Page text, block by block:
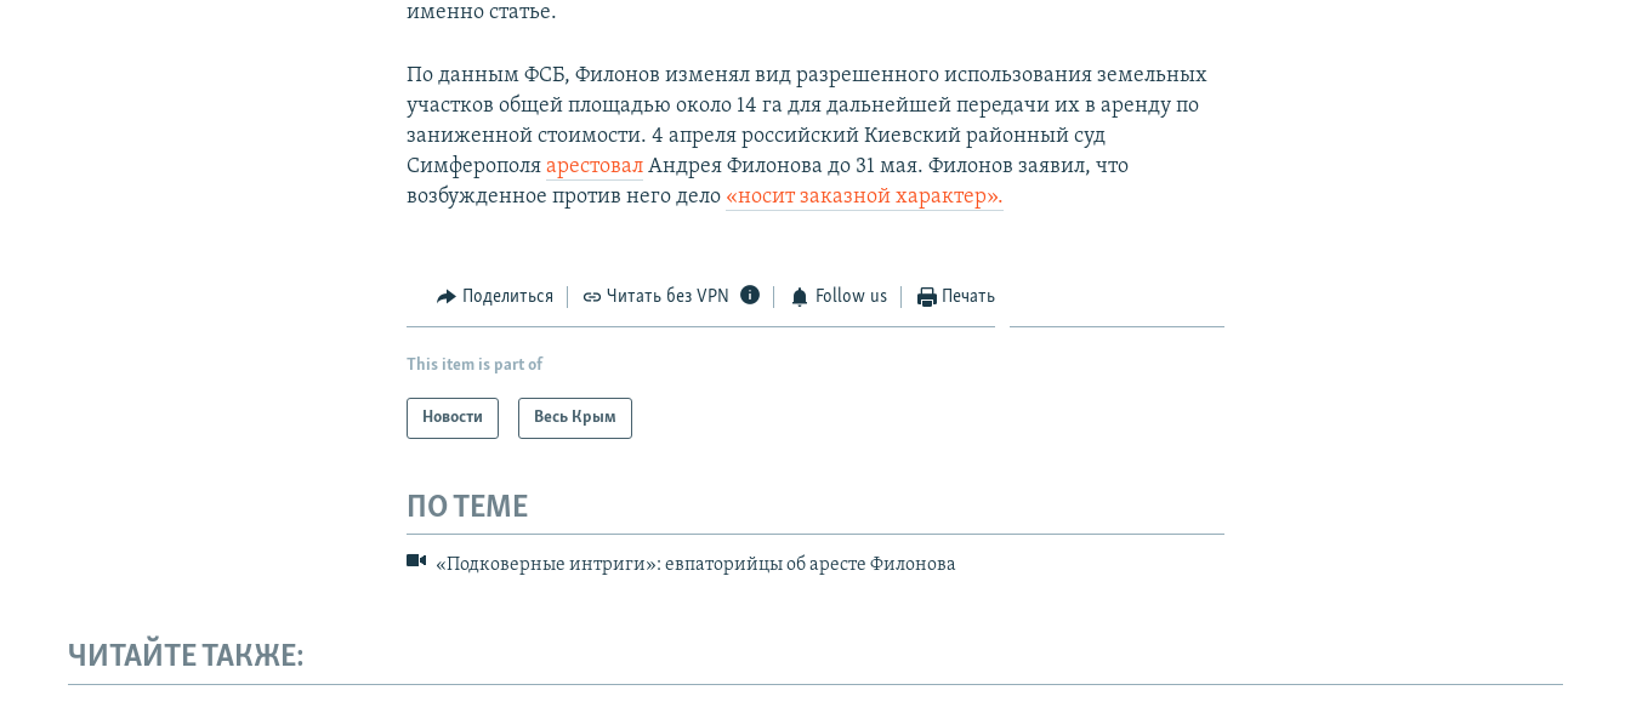
именно статье.
По данным ФСБ, Филонов изменял вид разрешенного использования земельных
участков общей площадью около 14 га для дальнейшей передачи их в аренду по
заниженной стоимости.​ 4 апреля российский Киевский районный суд
Симферополяарестовал Андрея Филонова до 31 мая. Филонов заявил, что
возбужденное против него дело «носит заказной характер».
Поделиться Читать без VPN Follow us Печать
This item is part of
Новости Весь Крым
ПО ТЕМЕ
«Подковерные интриги»: евпаторийцы об аресте Филонова
ЧИТАЙТЕ ТАКЖЕ: